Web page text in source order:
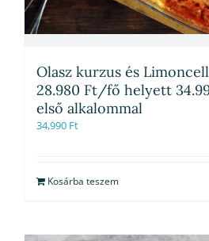
Olasz kurzus és
28.980 Ft/fő helyett
első alkalommal
34,990 Ft
Kosárba teszem